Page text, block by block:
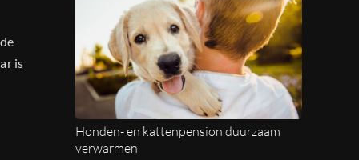
is
Honden- en kattenpension duurzaam
verwarmen